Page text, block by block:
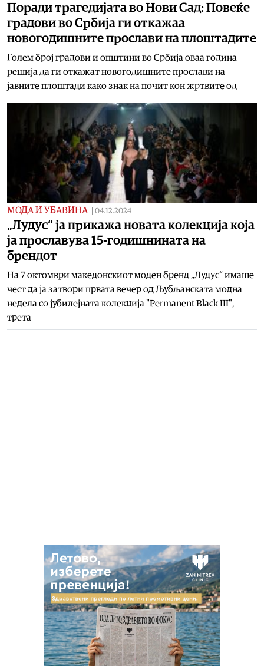
Поради трагедијата во Нови Сад: Повеќе
градови во Србија ги откажаа
новогодишните прослави на плоштадите
Голем број градови и општини во Србија оваа година
решија да ги откажат новогодишните прослави на
јавните плоштади како знак на почит кон жртвите од
МОДА И УБАВИНА 04.12.2024
„Лудус“ ја прикажа новата колекција која
ја прославува 15-годишнината на
брендот
На 7 октомври македонскиот моден бренд „Лудус“ имаше
чест да ја затвори првата вечер од Љубљанската модна
недела со јубилејната колекција "Permanent Black III",
трета